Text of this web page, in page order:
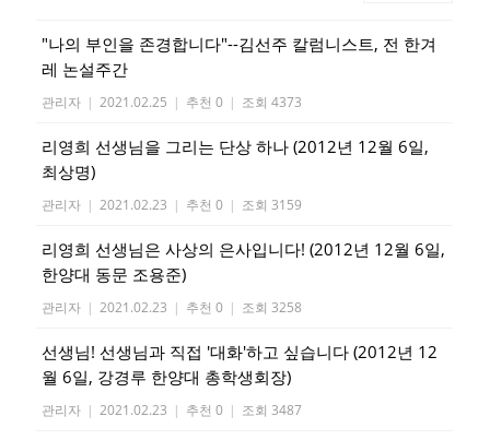
"나의 부인을 존경합니다"--김선주 칼럼니스트, 전 한겨
레 논설주간
관리자 | 2021.02.25 | 추천 0 | 조회 4373
리영희 선생님을 그리는 단상 하나 (2012년 12월 6일,
최상명)
관리자 | 2021.02.23 | 추천 0 | 조회 3159
리영희 선생님은 사상의 은사입니다! (2012년 12월 6일,
한양대 동문 조용준)
관리자 | 2021.02.23 | 추천 0 | 조회 3258
선생님! 선생님과 직접 '대화'하고 싶습니다 (2012년 12
월 6일, 강경루 한양대 총학생회장)
관리자 | 2021.02.23 | 추천 0 | 조회 3487